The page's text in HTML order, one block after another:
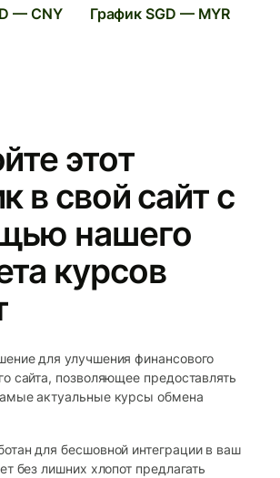
— CNY График SGD — MYR
этот
в свой сайт с
нашего
курсов
для улучшения финансового
сайта, позволяющее предоставлять
актуальные курсы обмена
для бесшовной интеграции в ваш
без лишних хлопот предлагать